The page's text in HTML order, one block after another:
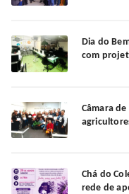
Dia do
com
Câmara
Chá do
rede de